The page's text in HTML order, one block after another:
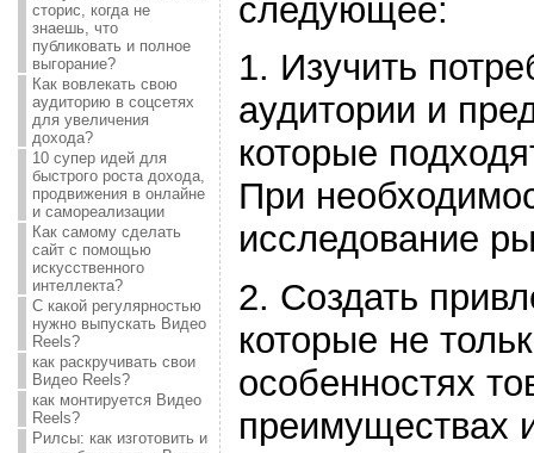
сторис, когда не
знаешь, что
публиковать и полное
выгорание?
Как вовлекать свою
аудиторию в соцсетях
для увеличения
дохода?
10 супер идей для
быстрого роста дохода,
продвижения в онлайне
и самореализации
Как самому сделать
сайт с помощью
искусственного
интеллекта?
С какой регулярностью
нужно выпускать Видео
Reels?
как раскручивать свои
Видео Reels?
как монтируется Видео
Reels?
Рилсы: как изготовить и
следующее:
1. Изучить
аудитории и
которые
При
исследование
2. Создать
которые не
особенностях
преимуществах